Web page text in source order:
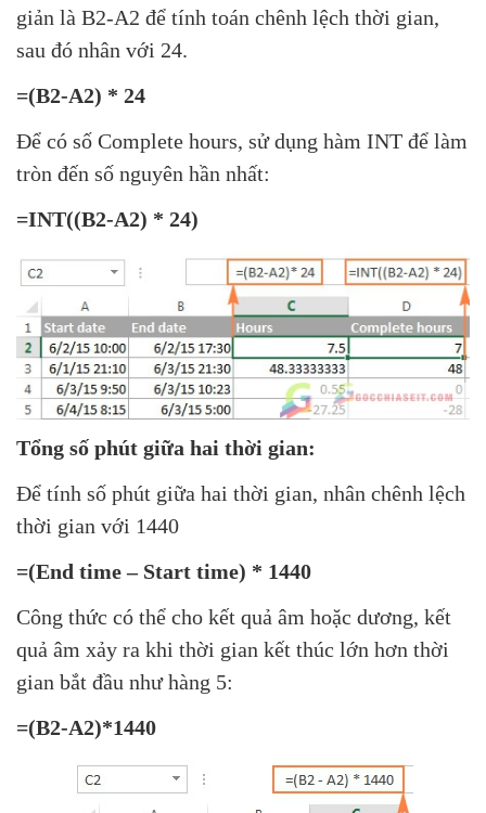
giản là B2-A2 để tính toán chênh lệch thời gian,
sau đó nhân với 24.
=(B2-A2) * 24
Để có số Complete hours, sử dụng hàm INT để làm
tròn đến số nguyên hần nhất:
=INT((B2-A2) * 24)
Tổng số phút giữa hai thời gian:
Để tính số phút giữa hai thời gian, nhân chênh lệch
thời gian với 1440
=(End time – Start time) * 1440
Công thức có thể cho kết quả âm hoặc dương, kết
quả âm xảy ra khi thời gian kết thúc lớn hơn thời
gian bắt đầu như hàng 5:
=(B2-A2)*1440